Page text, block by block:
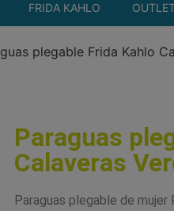
FRIDA KAHLO
plegable Frida Kahlo
Paraguas
Calaveras
Paraguas plegable de mujer